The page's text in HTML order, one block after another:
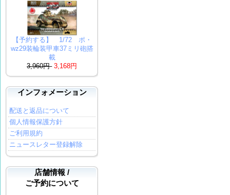
【予約する】 1/72 ポ・
wz29装輪装甲車37ミリ砲搭
載
3,960円 3,168円
インフォメーション
配送と返品について
個人情報保護方針
ご利用規約
ニュースレター登録解除
店舗情報 /
ご予約について